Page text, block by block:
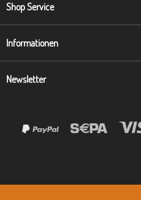
Shop Service
Informationen
Newsletter